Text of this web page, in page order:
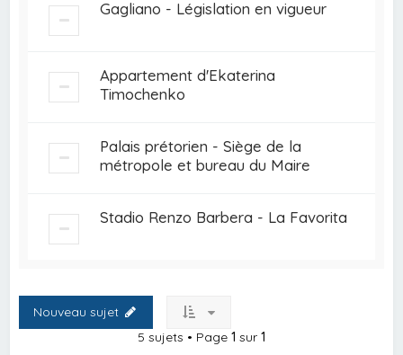
Gagliano - Législation en vigueur
Appartement d'Ekaterina
Timochenko
Palais prétorien - Siège de la
métropole et bureau du Maire
Stadio Renzo Barbera - La Favorita
Nouveau sujet
5 sujets • Page 1 sur 1